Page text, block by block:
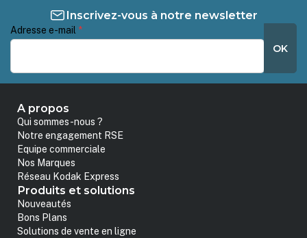
Inscrivez-vous à notre newsletter
Adresse e-mail *
OK
A propos
Qui sommes-nous ?
Notre engagement RSE
Equipe commerciale
Nos Marques
Réseau Kodak Express
Produits et solutions
Nouveautés
Bons Plans
Solutions de vente en ligne